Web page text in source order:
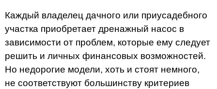
Каждый владелец дачного или приусадебного
участка приобретает дренажный насос в
зависимости от проблем, которые ему следует
решить и личных финансовых возможностей.
Но недорогие модели, хоть и стоят немного,
не соответствуют большинству критериев